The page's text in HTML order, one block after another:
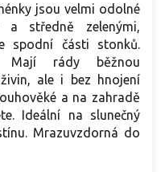
jsou velmi odolné
středně zelenými,
spodní části stonků.
Mají rády běžnou
ale i bez hnojení
a na zahradě
Ideální na slunečný
Mrazuvzdorná do